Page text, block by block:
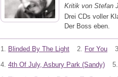
Kritik von Stefan
Drei CDs voller
Der Boss eben.
1. Blinded By The Light 2. For You
4. 4th Of July, Asbury Park (Sandy) 5.